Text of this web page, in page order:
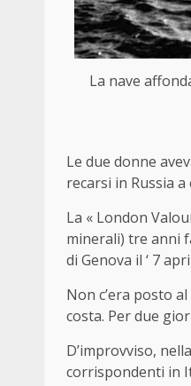
La nave
Le due donne
recarsi in Russia
La « London
minerali) tre anni
di Genova il ‘ 7
Non c’era posto
costa. Per due
D’improvviso,
corrispondenti in